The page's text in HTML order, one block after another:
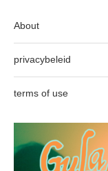
About
privacybeleid
terms of use